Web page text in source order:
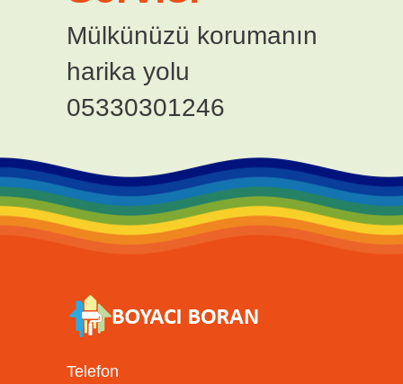
Mülkünüzü korumanın
harika yolu
05330301246
Telefon